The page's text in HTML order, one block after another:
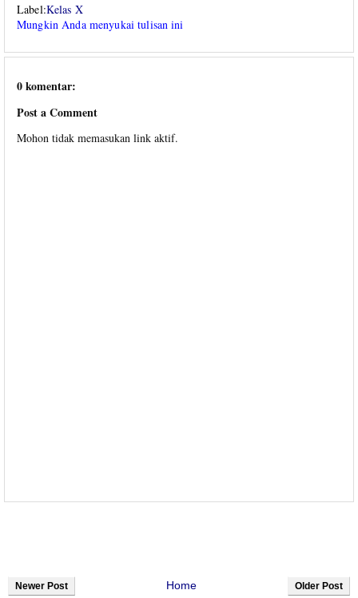
Label:Kelas X
Mungkin Anda menyukai tulisan ini
0 komentar:
Post a Comment
Mohon tidak memasukan link aktif.
Newer Post Older Post
Home